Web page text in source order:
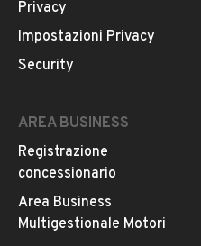
Privacy
Impostazioni Privacy
Security
AREA BUSINESS
Registrazione
concessionario
Area Business
Multigestionale Motori